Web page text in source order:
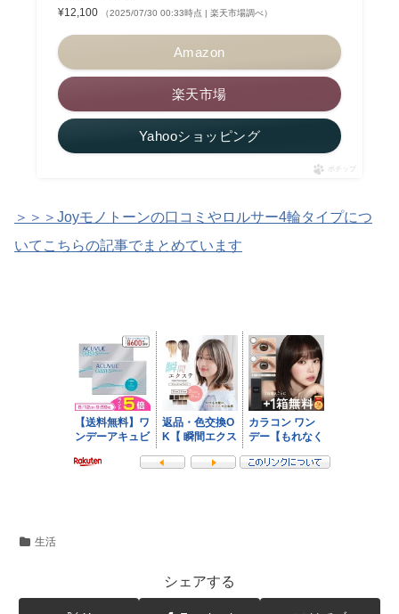
¥12,100
（2025/07/30 00:33時点 | 楽天市場調べ）
Amazon
楽天市場
Yahooショッピング
ポチップ
＞＞＞Joyモノトーンの口コミやロルサー4輪タイプにつ
いてこちらの記事でまとめています
生活
シェアする